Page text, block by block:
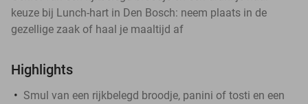
keuze bij Lunch-hart in Den Bosch: neem plaats in de
gezellige zaak of haal je maaltijd af
Highlights
Smul van een rijkbelegd broodje, panini of tosti en een